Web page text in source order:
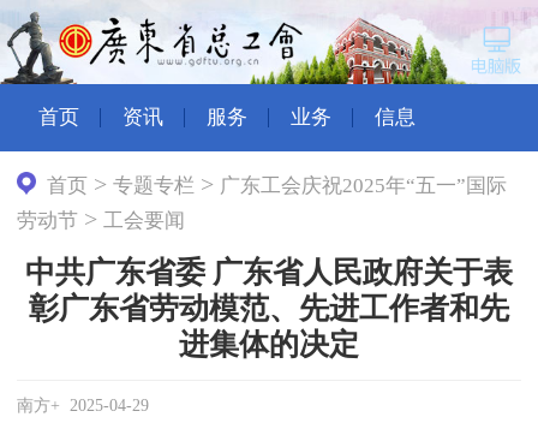
首页 资讯 服务 业务 信息
首页 >专题专栏 > 广东工会庆祝2025年“五一”国际
劳动节 > 工会要闻
中共广东省委 广东省人民政府关于表
彰广东省劳动模范、先进工作者和先
进集体的决定
南方+ 2025-04-29